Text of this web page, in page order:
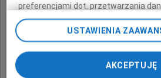
pracownicy,
preferencjami dot. przetwarzania
odnośnik „Ustawienia prywatności”
przechodząc do sekcji „Ustawienia
Zmiana ustawień plików cookie
pomocą ustawień przeglądarki.
USTAWIENIA
AKCEPTUJĘ